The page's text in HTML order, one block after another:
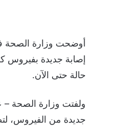
حالة حتى الآن.
جديدة من الفيروس، لتصل